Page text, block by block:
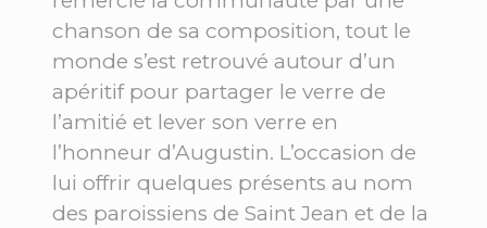
chanson de sa composition, tout le
monde s’est retrouvé autour d’un
apéritif pour partager le verre de
l’amitié et lever son verre en
l’honneur d’Augustin. L’occasion de
lui offrir quelques présents au nom
des paroissiens de Saint Jean et de la